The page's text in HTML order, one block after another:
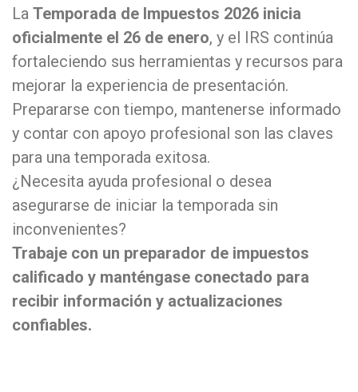
La Temporada de Impuestos 2026 inicia
oficialmente el 26 de enero, y el IRS continúa
fortaleciendo sus herramientas y recursos para
mejorar la experiencia de presentación.
Prepararse con tiempo, mantenerse informado
y contar con apoyo profesional son las claves
para una temporada exitosa.
¿Necesita ayuda profesional o desea
asegurarse de iniciar la temporada sin
inconvenientes?
Trabaje con un preparador de impuestos
calificado y manténgase conectado para
recibir información y actualizaciones
confiables.